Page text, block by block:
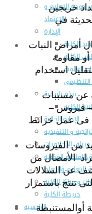
جودة التعليم و
الاعتماد
الإدارة
الكلية
الكلية
العلمية
نبذة تاريخية
الكلية
الإدارة الحالية
و التنفيذية
ميثاق الأخلاقيات
الفكرية
التعليم والتعلم
و مراكز الكلية
خريطة الكلية
الرئيسيه
خريجين
في
أمراض النبات
أو مقاومة
استخدام
عن مسببات
– فيروس –
فى عمل خرائط
من الفيروسات
الأمصال من
عن السلالات
تنتج باستمرار
أوالمستنبطة